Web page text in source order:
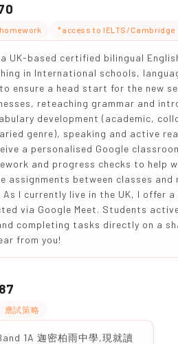
*access to IELTS/
UK-based certified bilingual
in International schools,
ensure a head start for the new
reteaching grammar and
development (academic,
genre), speaking and active
a personalised Google
and progress checks to help
assignments between classes
As I currently live in the UK, I offer
via Google Meet. Students
completing tasks directly on a
from you!
應試策略
1A 迦密柏雨中學,現就讀